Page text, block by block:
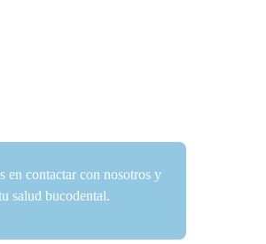
en contactar con nosotros y
salud bucodental.